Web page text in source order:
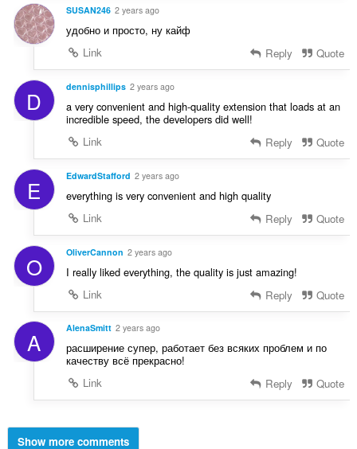
SUSAN246 2 years ago
удобно и просто, ну кайф
Link
Reply Quote
D dennisphillips 2 years ago
a very convenient and high-quality extension that loads at an
incredible speed, the developers did well!
Link
Reply Quote
E EdwardStafford 2 years ago
everything is very convenient and high quality
Link
Reply Quote
O OliverCannon 2 years ago
I really liked everything, the quality is just amazing!
Link
Reply Quote
A AlenaSmitt 2 years ago
расширение супер, работает без всяких проблем и по
качеству всё прекрасно!
Link
Reply Quote
Show more comments